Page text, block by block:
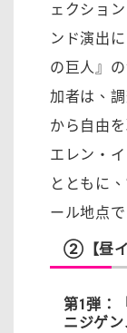
ェクショ
ンド演出
の巨人』
加者は、
から自由
エレン・
とともに
ール地点
②【昼イ
第1弾：
ニジゲン